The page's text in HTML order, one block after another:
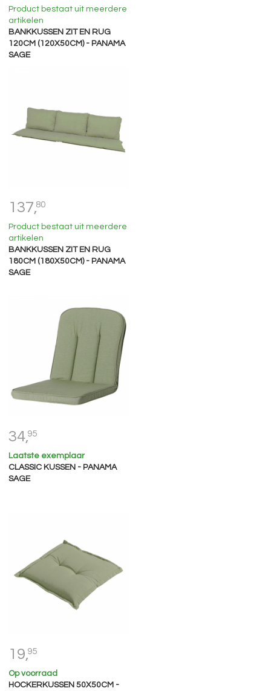
Product bestaat uit meerdere
artikelen
BANKKUSSEN ZIT EN RUG
120CM (120X50CM) - PANAMA
SAGE
137,80
Product bestaat uit meerdere
artikelen
BANKKUSSEN ZIT EN RUG
180CM (180X50CM) - PANAMA
SAGE
34,95
Laatste exemplaar
CLASSIC KUSSEN - PANAMA
SAGE
19,95
Op voorraad
HOCKERKUSSEN 50X50CM -